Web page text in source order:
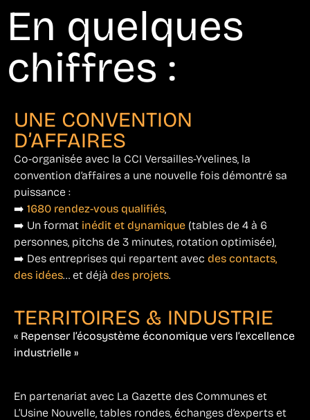
En quelques
chiffres :
UNE CONVENTION
D’AFFAIRES
Co-organisée avec la CCI Versailles-Yvelines, la
convention d’affaires a une nouvelle fois démontré sa
puissance :
➡️ 1680 rendez-vous qualifiés,
➡️ Un format inédit et dynamique (tables de 4 à 6
personnes, pitchs de 3 minutes, rotation optimisée),
➡️ Des entreprises qui repartent avec des contacts,
des idées… et déjà des projets.
TERRITOIRES & INDUSTRIE
« Repenser l’écosystème économique vers l’excellence
industrielle »
En partenariat avec La Gazette des Communes et
L’Usine Nouvelle, tables rondes, échanges d’experts et